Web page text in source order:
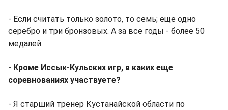
- Если считать только золото, то семь; еще одно
серебро и три бронзовых. А за все годы - более 50
медалей.
- Кроме Иссык-Кульских игр, в каких еще
соревнованиях участвуете?
- Я старший тренер Кустанайской области по